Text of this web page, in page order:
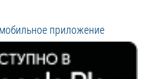
приложение